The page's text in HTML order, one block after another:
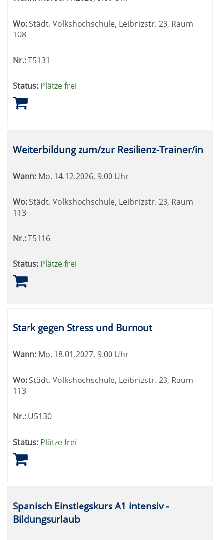
Wo:Städt. Volkshochschule, Leibnizstr. 23, Raum
108
Nr.:T5131
Status: Plätze frei
Weiterbildung zum/zur Resilienz-Trainer/in
Wann: Mo. 14.12.2026, 9.00 Uhr
Wo: Städt. Volkshochschule, Leibnizstr. 23, Raum
113
Nr.:T5116
Status: Plätze frei
Stark gegen Stress und Burnout
Wann: Mo. 18.01.2027, 9.00 Uhr
Wo:Städt. Volkshochschule, Leibnizstr. 23, Raum
113
Nr.: U5130
Status: Plätze frei
Spanisch Einstiegskurs A1 intensiv -
Bildungsurlaub